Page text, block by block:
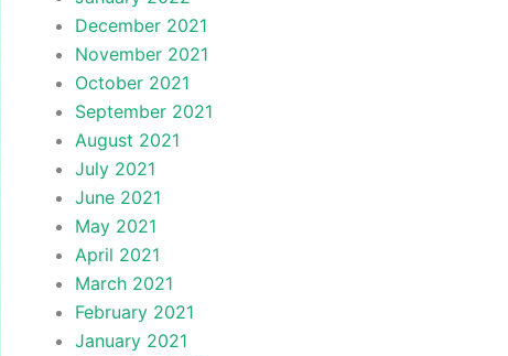
December 2021
November 2021
October 2021
September 2021
August 2021
July 2021
June 2021
May 2021
April 2021
March 2021
February 2021
January 2021